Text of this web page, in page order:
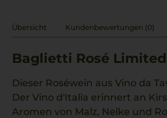
Übersicht Kundenbewertungen (0)
Baglietti Rosé
Dieser Roséwein aus Vino da
Der Vino d'Italia erinnert an
Aromen von Malz, Nelke und